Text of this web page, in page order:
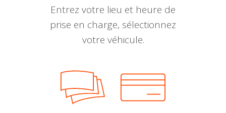
Entrez votre lieu et heure de
prise en charge, sélectionnez
votre véhicule.